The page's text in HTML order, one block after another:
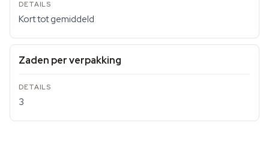
Kort tot gemiddeld
Zaden per verpakking
3